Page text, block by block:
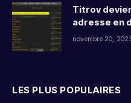
Titrov
adresse en
novembre 20,
LES PLUS POPULAIRES